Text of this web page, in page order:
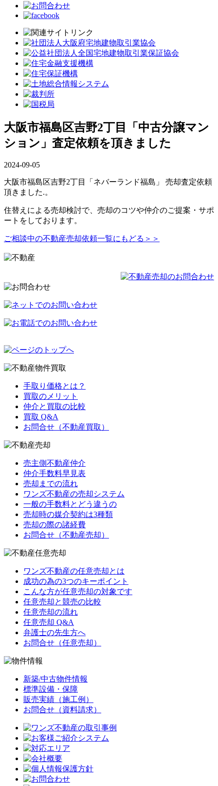
大阪市福島区吉野2丁目「中古分譲マン
ション」査定依頼を頂きました
2024-09-05
大阪市福島区吉野2丁目「ネバーランド福島」 売却査定依頼
頂きました.。
住替えによる売却検討で、売却のコツや仲介のご提案・サポ
ートをしております。
ご相談中の不動産売却依頼一覧にもどる＞＞
手取り価格とは？
買取のメリット
仲介と買取の比較
買取 Q&A
お問合せ（不動産買取）
売主側不動産仲介
仲介手数料早見表
売却までの流れ
ワンズ不動産の売却システム
一般の手数料とどう違うの
売却時の媒介契約は3種類
売却の際の諸経費
お問合せ（不動産売却）
ワンズ不動産の任意売却とは
成功の為の3つのキーポイント
こんな方が任意売却の対象です
任意売却と競売の比較
任意売却の流れ
任意売却 Q&A
弁護士の先生方へ
お問合せ（任意売却）
新築/中古物件情報
標準設備・保障
販売実績（施工例）
お問合せ（資料請求）